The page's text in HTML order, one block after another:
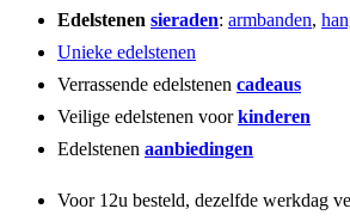
Edelstenen sieraden: armbanden,
Unieke edelstenen
Verrassende edelstenen cadeaus
Veilige edelstenen voorkinderen
Edelstenen aanbiedingen
Voor 12u besteld, dezelfde werkdag